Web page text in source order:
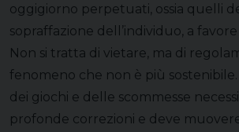
oggigiorno perpetuati, ossia quelli
sopraffazione dell’individuo, a favore
Non si tratta di vietare, ma di
fenomeno che non è più
dei giochi e delle scommesse
profonde correzioni e deve